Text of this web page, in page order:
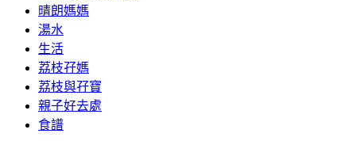
晴朗媽媽
湯水
生活
荔枝孖媽
荔枝與孖寶
親子好去處
食譜